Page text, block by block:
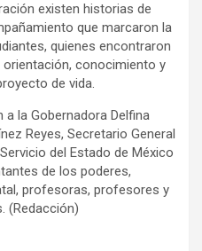
existen historias de
que marcaron la
quienes encontraron
conocimiento y
de vida.
la Gobernadora Delfina
Reyes, Secretario General
del Estado de México
de los poderes,
profesoras, profesores y
(Redacción)